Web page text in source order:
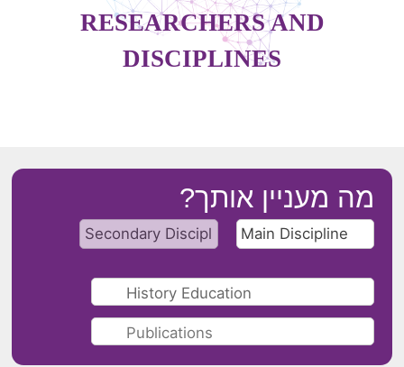
RESEARCHERS AND
DISCIPLINES
מה מעניין אותך?